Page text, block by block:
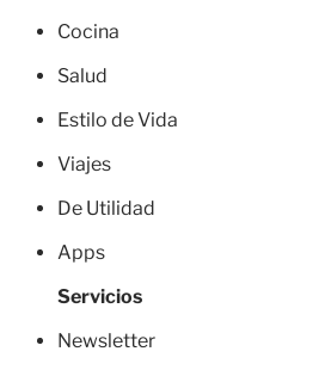
Cocina
Salud
Estilo de Vida
Viajes
De Utilidad
Apps
Servicios
Newsletter